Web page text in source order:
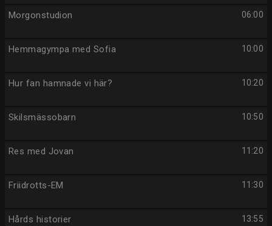
06:00
Morgonstudion
10:00
Hemmagympa med Sofia
10:20
Hur fan hamnade vi här?
10:50
Skilsmässobarn
11:20
Res med Jovan
11:30
Friidrotts-EM
13:55
Hårds historier